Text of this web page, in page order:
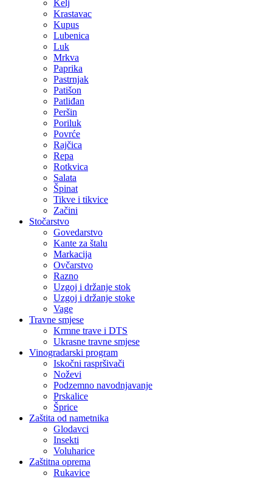
Kelj
Krastavac
Kupus
Lubenica
Luk
Mrkva
Paprika
Pastrnjak
Patišon
Patliđan
Peršin
Poriluk
Povrće
Rajčica
Repa
Rotkvica
Salata
Špinat
Tikve i tikvice
Začini
Stočarstvo
Govedarstvo
Kante za štalu
Markacija
Ovčarstvo
Razno
Uzgoj i držanje stok
Uzgoj i držanje stoke
Vage
Travne smjese
Krmne trave i DTS
Ukrasne travne smjese
Vinogradarski program
Iskočni raspršivači
Noževi
Podzemno navodnjavanje
Prskalice
Šprice
Zaštita od nametnika
Glodavci
Insekti
Voluharice
Zaštitna oprema
Rukavice